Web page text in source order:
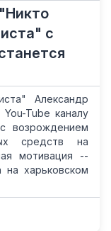
с
Александр
Tube каналу
возрождением
средств на
мотивация --
харьковском